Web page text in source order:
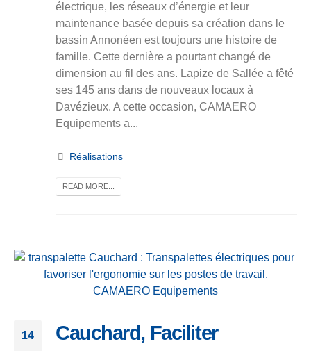
électrique, les réseaux d’énergie et leur
maintenance basée depuis sa création dans le
bassin Annonéen est toujours une histoire de
famille. Cette dernière a pourtant changé de
dimension au fil des ans. Lapize de Sallée a fêté
ses 145 ans dans de nouveaux locaux à
Davézieux. A cette occasion, CAMAERO
Equipements a...
Réalisations
READ MORE...
14
Cauchard, Faciliter